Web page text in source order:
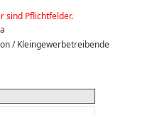
sind Pflichtfelder.
/ Kleingewerbetreibende